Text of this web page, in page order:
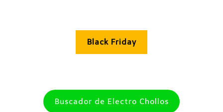
Black Friday
Buscador de Electro Chollos